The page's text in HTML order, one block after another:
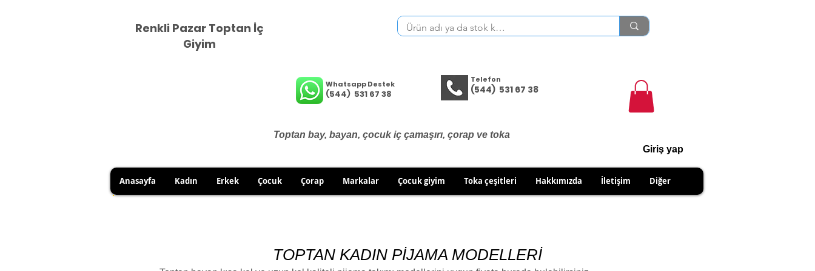
Renkli Pazar Toptan İç
Giyim
Whatsapp Destek
(544) 531 67 38
Telefon
(544) 531 67 38
Toptan bay, bayan, çocuk iç çamaşırı, çorap ve toka
Giriş yap
Anasayfa Kadın Erkek Çocuk Çorap Markalar Çocuk giyim Toka çeşitleri Hakkımızda İletişim Diğer
TOPTAN KADIN PİJAMA MODELLERİ